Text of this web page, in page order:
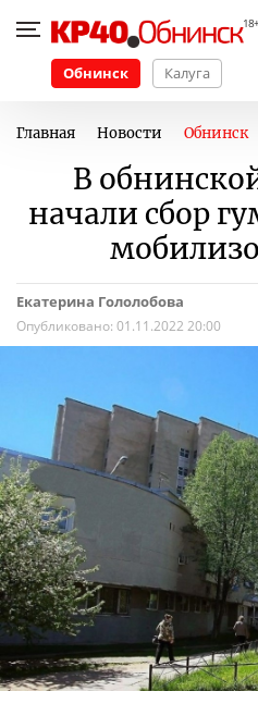
Обнинск Калуга
Главная Новости Обнинск
В
начали сбор
Екатерина Гололобова
Опубликовано: 01.11.2022 20:00